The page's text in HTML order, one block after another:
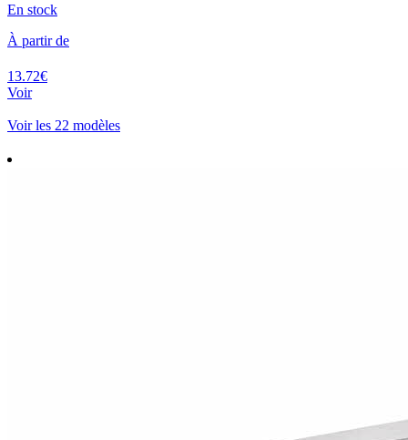
En stock
À partir de
13.72€
Voir
Voir les 22 modèles